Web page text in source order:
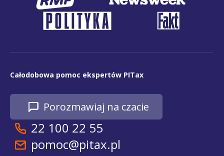
Całodobowa pomoc ekspertów PITax
Porozmawiaj na czacie
22 100 22 55
pomoc@pitax.pl